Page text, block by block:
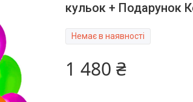
кульок + Подарунок
Немає в наявності
1 480 ₴